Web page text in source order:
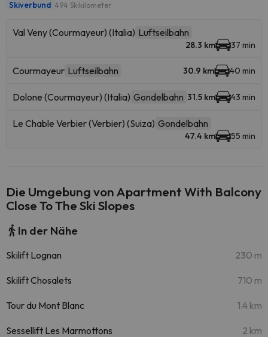
Skiverbund 494 Skikilometer
Val Veny (Courmayeur) (Italia) Luftseilbahn
28.3 km 37 min
Courmayeur Luftseilbahn 30.9 km 40 min
Dolone (Courmayeur) (Italia) Gondelbahn 31.5 km 43 min
Le Chable Verbier (Verbier) (Suiza) Gondelbahn
47.4 km 55 min
Die Umgebung von Apartment With Balcony
Close To The Ski Slopes
In der Nähe
Skilift Lognan 230 m
Skilift Chosalets 710 m
Tour du Mont Blanc 1.4 km
Sessellift Les Marmottons 2 km